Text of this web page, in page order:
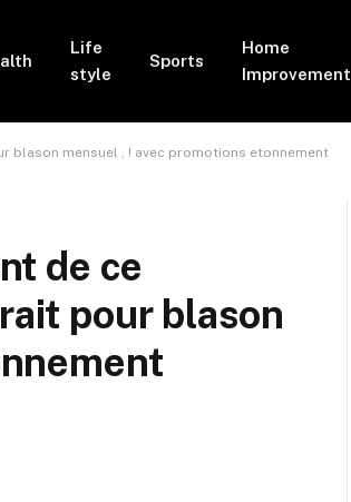
Life
style
Sports
Home
Improvement
blason mensuel , ! avec promotions etonnement
de ce
pour blason